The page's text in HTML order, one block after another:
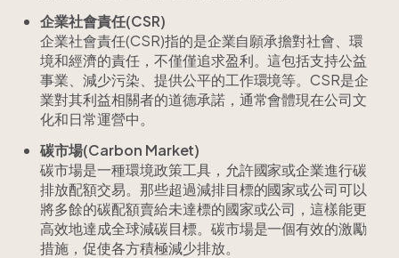
企業社會責任(CSR)
企業社會責任(CSR)指的是企業自願承擔對社會、環
境和經濟的責任，不僅僅追求盈利。這包括支持公益
事業、減少污染、提供公平的工作環境等。CSR是企
業對其利益相關者的道德承諾，通常會體現在公司文
化和日常運營中。
碳市場(Carbon Market)
碳市場是一種環境政策工具，允許國家或企業進行碳
排放配額交易。那些超過減排目標的國家或公司可以
將多餘的碳配額賣給未達標的國家或公司，這樣能更
高效地達成全球減碳目標。碳市場是一個有效的激勵
措施，促使各方積極減少排放。